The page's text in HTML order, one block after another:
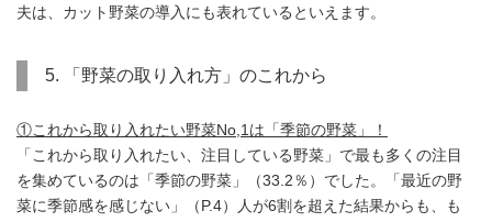
夫は、カット野菜の導入にも表れているといえます。
5. 「野菜の取り入れ方」のこれから
①これから取り入れたい野菜No,1は「季節の野菜」！
「これから取り入れたい、注目している野菜」で最も多くの注目
を集めているのは「季節の野菜」（33.2％）でした。「最近の野
菜に季節感を感じない」（P.4）人が6割を超えた結果からも、も